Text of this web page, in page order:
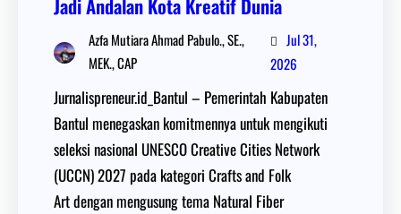
Jadi Andalan Kota Kreatif Dunia
Azfa Mutiara Ahmad Pabulo., SE.,
MEK., CAP
Jul 31,
2026
Jurnalispreneur.id_Bantul – Pemerintah Kabupaten
Bantul menegaskan komitmennya untuk mengikuti
seleksi nasional UNESCO Creative Cities Network
(UCCN) 2027 pada kategori Crafts and Folk
Art dengan mengusung tema Natural Fiber